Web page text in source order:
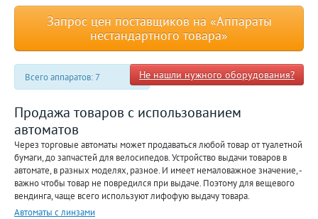
Запрос цен поставщиков на «Аппараты
нестандартного товара»
Не нашли нужного оборудования?
Всего аппаратов: 7
Продажа товаров с использованием
автоматов
Через торговые автоматы может продаваться любой товар от туалетной
бумаги, до запчастей для велосипедов. Устройство выдачи товаров в
автомате, в разных моделях, разное. И имеет немаловажное значение, -
важно чтобы товар не повредился при выдаче. Поэтому для вещевого
вендинга, чаще всего используют лифофую выдачу товара.
Автоматы с линзами